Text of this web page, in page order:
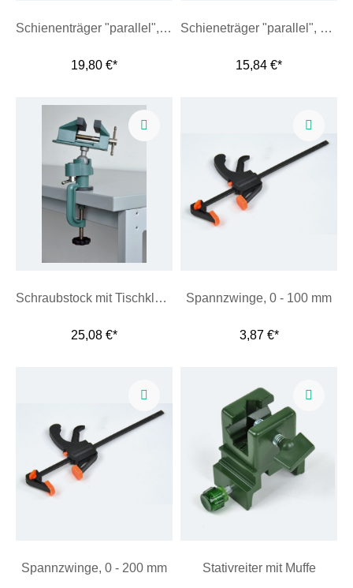
Schienenträger "parallel", H=300 mm
19,80 €*
Schieneträger "parallel", H=150 mm
15,84 €*
Schraubstock mit Tischklemme
25,08 €*
Spannzwinge, 0 - 100 mm
3,87 €*
Spannzwinge, 0 - 200 mm Stativreiter mit Muffe